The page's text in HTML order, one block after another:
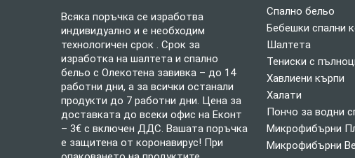
Всяка поръчка се изработва
индивидуално и е необходим
технологичен срок . Срок за
изработка на шалтета и спално
бельо с Олекотена завивка – до 14
работни дни, а за всички останали
продукти до 7 работни дни. Цена за
доставката до всеки офис на Еконт
– 3€ с включен ДДС. Вашата поръчка
е защитена от коронавирус! При
Спално бельо
Бебешки спални
Шалтета
Тениски с
Хавлиени кърпи
Халати
Пончо за водни
Микрофибърни
Микрофибърни